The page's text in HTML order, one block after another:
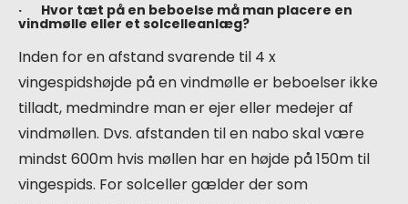
· Hvor tæt på en beboelse må man placere en
vindmølle eller et solcelleanlæg?
Inden for en afstand svarende til 4 x
vingespidshøjde på en vindmølle er beboelser ikke
tilladt, medmindre man er ejer eller medejer af
vindmøllen. Dvs. afstanden til en nabo skal være
mindst 600m hvis møllen har en højde på 150m til
vingespids. For solceller gælder der som